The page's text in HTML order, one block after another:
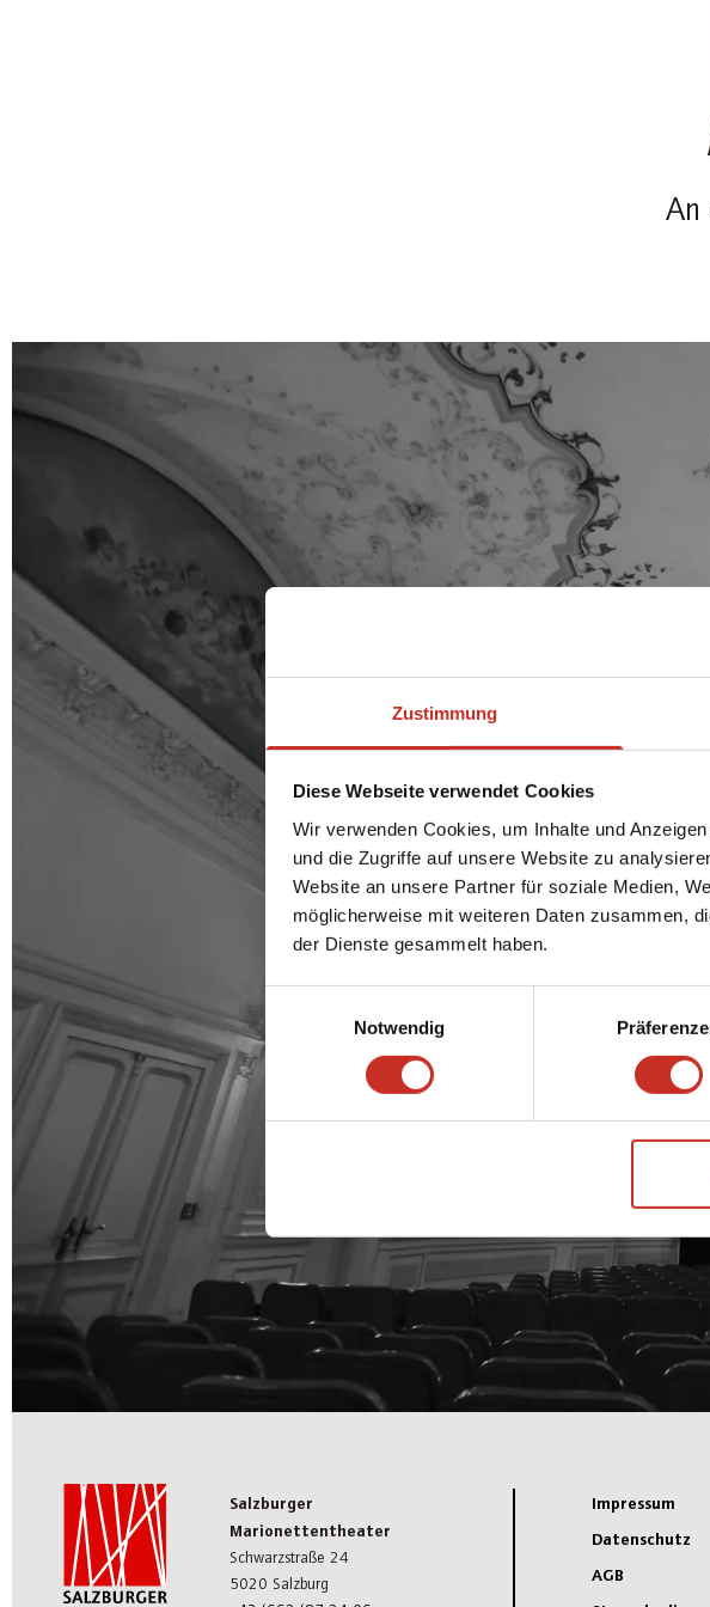
Zustimmung
Diese Webseite verwendet Cookies
Wir verwenden Cookies, um Inhalte und
und die Zugriffe auf unsere Website zu
Website an unsere Partner für soziale Medien,
möglicherweise mit weiteren Daten zusammen,
der Dienste gesammelt haben.
Notwendig
An
Salzburger
Marionettentheater
Schwarzstraße 24
5020 Salzburg
Impressum
Datenschutz
AGB